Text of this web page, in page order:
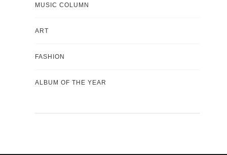
MUSIC COLUMN
ART
FASHION
ALBUM OF THE YEAR